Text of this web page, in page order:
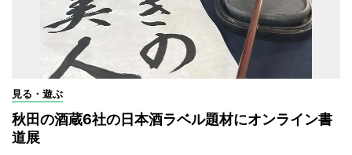
見る・遊ぶ
秋田の酒蔵6社の日本酒ラベル題材にオンライン書
道展